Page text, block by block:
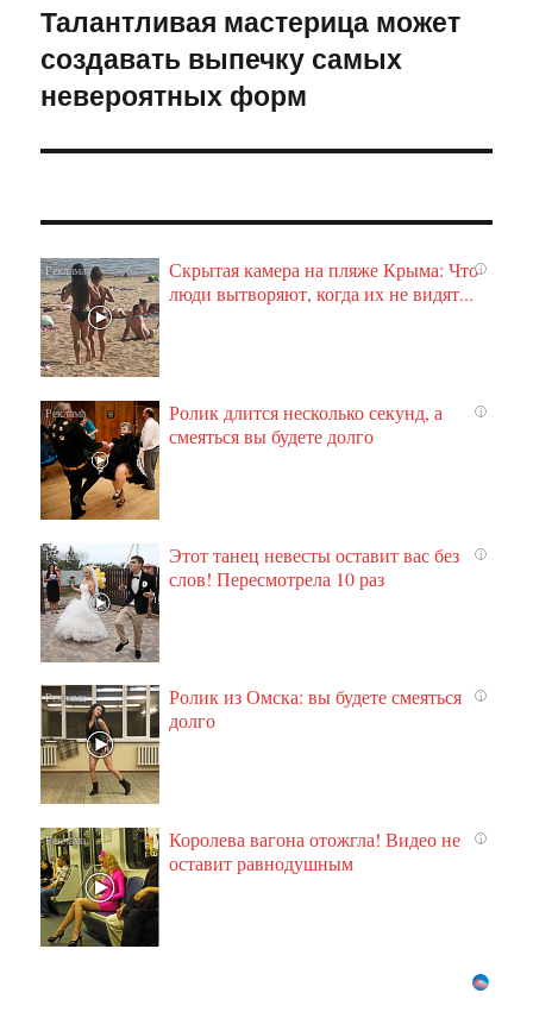
Следующая
запись:
Талантливая мастерица может
создавать выпечку самых
невероятных форм
i
Скрытая камера на пляже Крыма: Что
люди вытворяют, когда их не видят...
i
Ролик длится несколько секунд, а
смеяться вы будете долго
i
Этот танец невесты оставит вас без
слов! Пересмотрела 10 раз
i
Ролик из Омска: вы будете смеяться
долго
i
Королева вагона отожгла! Видео не
оставит равнодушным